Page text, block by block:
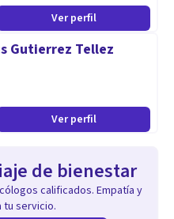
Ver perfil
Gutierrez Tellez
Ver perfil
de bienestar
calificados. Empatía y
tu servicio.